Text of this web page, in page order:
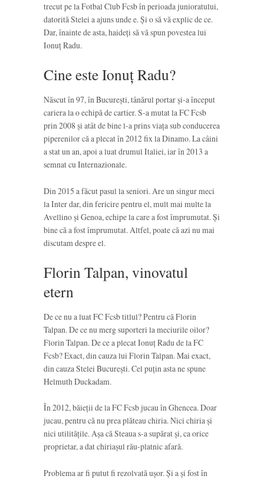
trecut pe la Fotbal Club Fcsb în perioada junioratului,
datorită Stelei a ajuns unde e. Și o să vă explic de ce.
Dar, înainte de asta, haideți să vă spun povestea lui
Ionuț Radu.
Cine este Ionuț Radu?
Născut în 97, în București, tânărul portar și-a început
cariera la o echipă de cartier. S-a mutat la FC Fcsb
prin 2008 și atât de bine l-a prins viața sub conducerea
piperenilor că a plecat în 2012 fix la Dinamo. La câini
a stat un an, apoi a luat drumul Italiei, iar în 2013 a
semnat cu Internazionale.
Din 2015 a făcut pasul la seniori. Are un singur meci
la Inter dar, din fericire pentru el, mult mai multe la
Avellino și Genoa, echipe la care a fost împrumutat. Și
bine că a fost împrumutat. Altfel, poate că azi nu mai
discutam despre el.
Florin Talpan, vinovatul
etern
De ce nu a luat FC Fcsb titlul? Pentru că Florin
Talpan. De ce nu merg suporteri la meciurile oilor?
Florin Talpan. De ce a plecat Ionuț Radu de la FC
Fcsb? Exact, din cauza lui Florin Talpan. Mai exact,
din cauza Stelei București. Cel puțin asta ne spune
Helmuth Duckadam.
În 2012, băieții de la FC Fcsb jucau în Ghencea. Doar
jucau, pentru că nu prea plăteau chiria. Nici chiria și
nici utilitățile. Așa că Steaua s-a supărat și, ca orice
proprietar, a dat chiriașul rău-platnic afară.
Problema ar fi putut fi rezolvată ușor. Și a și fost în